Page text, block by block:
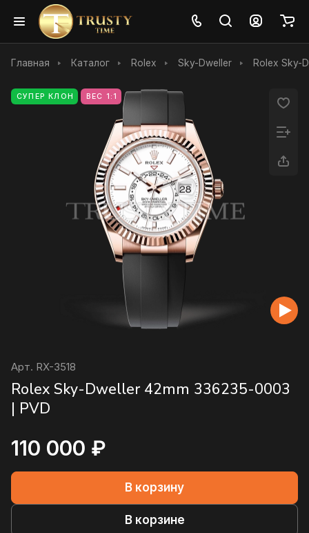
Главная Каталог Rolex Sky-Dweller Rolex Sky-
СУПЕР КЛОН ВЕС 1:1
Арт. RX-3518
Rolex Sky-Dweller 42mm 336235-0003
| PVD
110 000 ₽
В корзину
В корзине